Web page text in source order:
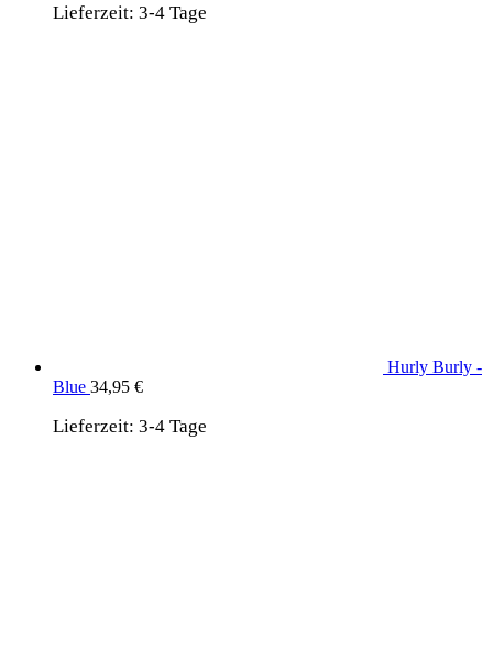
Lieferzeit: 3-4 Tage
Hurly Burly -
Blue 34,95 €
Lieferzeit: 3-4 Tage